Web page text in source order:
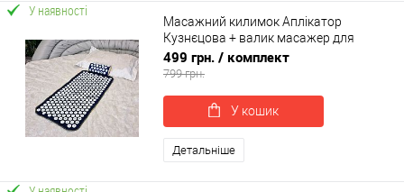
У наявності
Масажний килимок Аплікатор
Кузнєцова + валик масажер для
спини/шиї/ніг/стоп/голови/тіла
OSPORT (n-0004)
499 грн. / комплект
799 грн.
У кошик
Детальніше